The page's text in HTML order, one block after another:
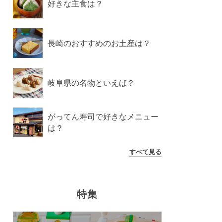
好きな主食は？
長崎のおすすめのお土産は？
岐阜県の名物といえば？
がってん寿司で好きなメニュー
は？
すべて見る
特集